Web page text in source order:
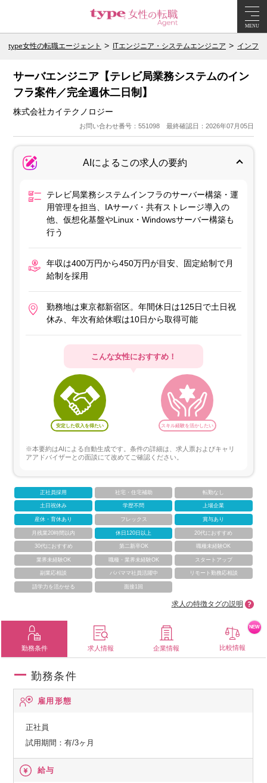
MENU
type女性の転職エージェント ITエンジニア・システムエンジニア インフ
サーバエンジニア【テレビ局業務システムのイン
フラ案件／完全週休二日制】
株式会社カイテクノロジー
お問い合わせ番号：551098 最終確認日：2026年07月05日
AIによるこの求人の要約
テレビ局業務システムインフラのサーバー構築・運
用管理を担当、IAサーバ・共有ストレージ導入の
他、仮想化基盤やLinux・Windowsサーバー構築も
行う
年収は400万円から450万円が目安、固定給制で月
給制を採用
勤務地は東京都新宿区。年間休日は125日で土日祝
休み、年次有給休暇は10日から取得可能
こんな女性におすすめ！
安定した収入を得たい スキル経験を活かしたい
※本要約はAIによる自動生成です。条件の詳細は、求人票およびキャリ
アアドバイザーとの面談にて改めてご確認ください。
正社員採用 社宅・住宅補助 転勤なし
土日祝休み 学歴不問 上場企業
産休・育休あり フレックス 賞与あり
月残業20時間以内 休日120日以上 20代におすすめ
30代におすすめ 第二新卒OK 職種未経験OK
業界未経験OK 職種・業界未経験OK スタートアップ
副業応相談 パパママ社員活躍中 リモート勤務応相談
語学力を活かせる 面接1回
求人の特徴タグの説明
勤務条件 求人情報 企業情報 比較情報
NEW
勤務条件
雇用形態
正社員
試用期間：有/3ヶ月
給与